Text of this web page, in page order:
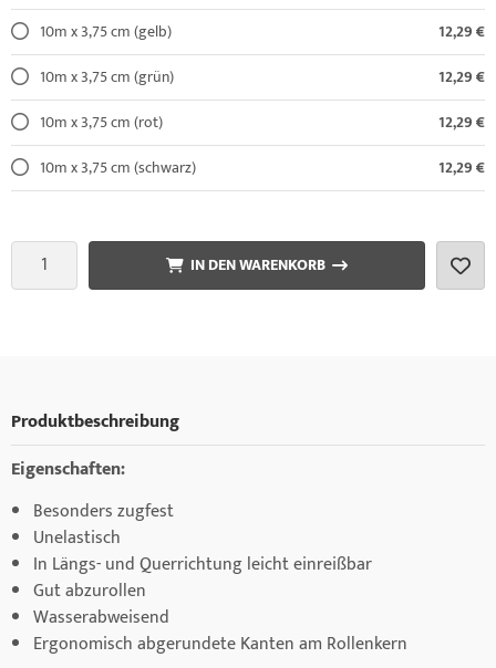
10m x 3,75 cm (gelb)
12,29 €
10m x 3,75 cm (grün)
12,29 €
10m x 3,75 cm (rot)
12,29 €
10m x 3,75 cm (schwarz)
12,29 €
IN DEN WARENKORB
Produktbeschreibung
Eigenschaften:
Besonders zugfest
Unelastisch
In Längs- und Querrichtung leicht einreißbar
Gut abzurollen
Wasserabweisend
Ergonomisch abgerundete Kanten am Rollenkern